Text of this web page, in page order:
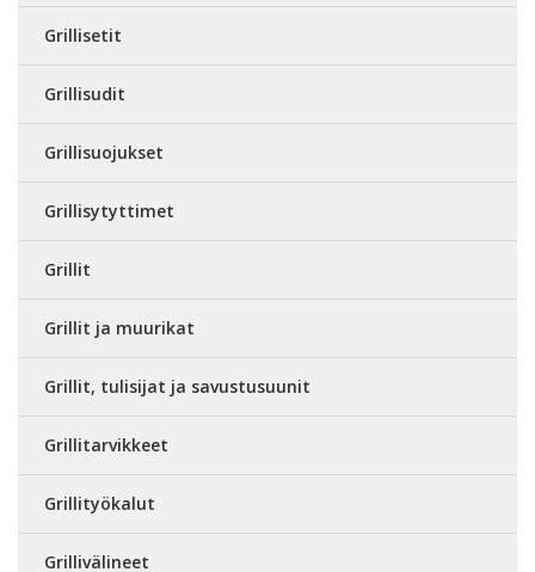
Grillisetit
Grillisudit
Grillisuojukset
Grillisytyttimet
Grillit
Grillit ja muurikat
Grillit, tulisijat ja savustusuunit
Grillitarvikkeet
Grillityökalut
Grillivälineet